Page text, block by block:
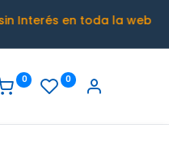
Interés en toda la web
0 0